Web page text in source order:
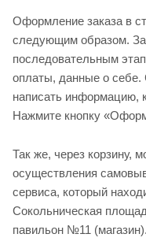
Оформление заказа в
следующим образом.
последовательным
оплаты, данные о себе.
написать информацию,
Нажмите кнопку
Так же, через корзину,
осуществления
сервиса, который
Сокольническая
павильон №11 (магазин).